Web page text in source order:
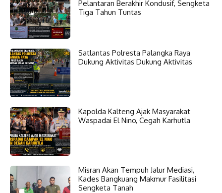
Pelantaran Berakhir Kondusif, Sengketa
Tiga Tahun Tuntas
Satlantas Polresta Palangka Raya
Dukung Aktivitas Dukung Aktivitas
Kapolda Kalteng Ajak Masyarakat
Waspadai El Nino, Cegah Karhutla
Misran Akan Tempuh Jalur Mediasi,
Kades Bangkuang Makmur Fasilitasi
Sengketa Tanah